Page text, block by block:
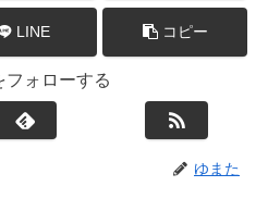
LINE コピー
フォローする
ゆまた